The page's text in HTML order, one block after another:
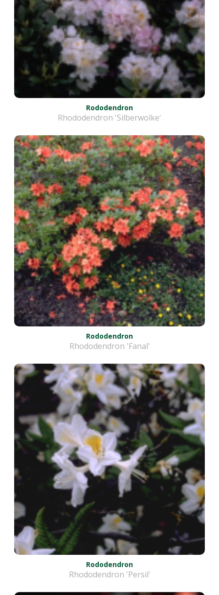
Rododendron
Rhododendron 'Silberwolke'
Rododendron
Rhododendron 'Fanal'
Rododendron
Rhododendron 'Persil'